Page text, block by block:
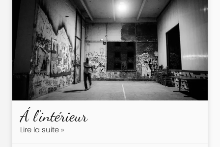
Á l’intérieur
Lire la suite »